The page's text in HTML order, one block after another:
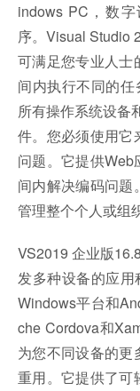
indows PC，数
序。Visual Studio
可满足您专业人士
间内执行不同的
所有操作系统设备
件。您必须使用它
问题。它提供
间内解决编码问
管理整个个人或组
VS2019 企业版
发多种设备的应
Windows平台和
che Cordova和
为您不同设备的更
重用。它提供了可